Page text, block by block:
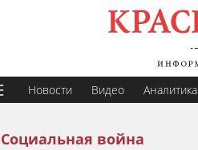
Новости Видео Аналитика
Социальная война